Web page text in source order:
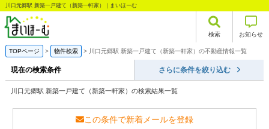
川口元郷駅 新築一戸建て（新築一軒家）｜まいほーむ
検索 お知らせ
TOPページ 物件検索 川口元郷駅 新築一戸建て（新築一軒家）の不動産情報一覧
現在の検索条件 さらに条件を絞り込む
川口元郷駅 新築一戸建て（新築一軒家）の検索結果一覧
この条件で新着メールを登録